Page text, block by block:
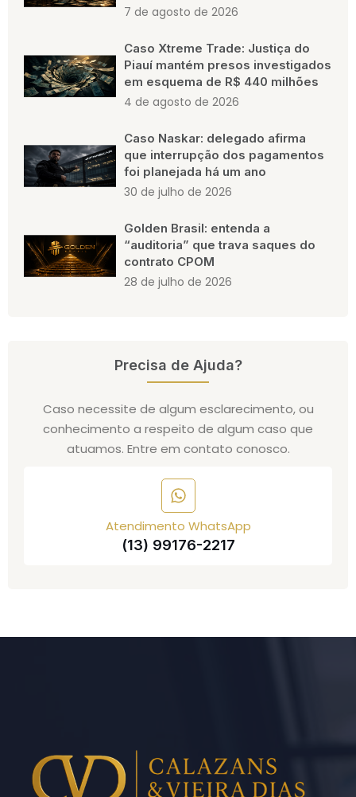
7 de agosto de 2026
Caso Xtreme Trade: Justiça do
Piauí mantém presos investigados
em esquema de R$ 440 milhões
4 de agosto de 2026
Caso Naskar: delegado afirma
que interrupção dos pagamentos
foi planejada há um ano
30 de julho de 2026
Golden Brasil: entenda a
“auditoria” que trava saques do
contrato CPOM
28 de julho de 2026
Precisa de Ajuda?
Caso necessite de algum esclarecimento, ou
conhecimento a respeito de algum caso que
atuamos. Entre em contato conosco.
Atendimento WhatsApp
(13) 99176-2217